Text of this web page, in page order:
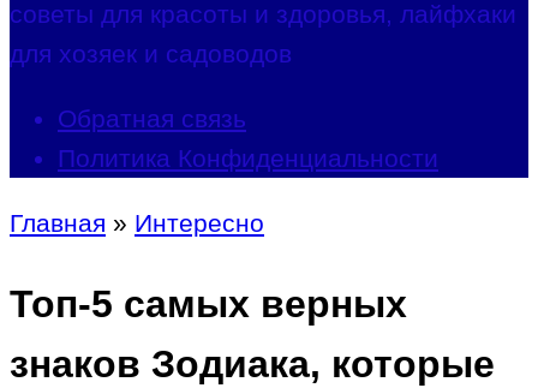
советы для красоты и здоровья, лайфхаки
для хозяек и садоводов
Обратная связь
Политика Конфиденциальности
Главная » Интересно
Топ-5 самых верных
знаков Зодиака, которые